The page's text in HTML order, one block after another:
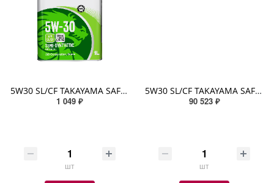
5W30 SL/CF TAKAYAMA SAFETEC 1л (металл) п/синтетическое
1 049 ₽
шт
5W30 SL/CF TAKAYAMA SAFETEC 200л (металл) п/синтетическое
90 523 ₽
шт